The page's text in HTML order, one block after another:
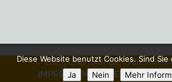
© 2023, Lilian Runge - Alle
IMPRESSUM |DATENSCHUTZ•
Diese Website benutzt Cookies. Sind
Ja
Nein Mehr